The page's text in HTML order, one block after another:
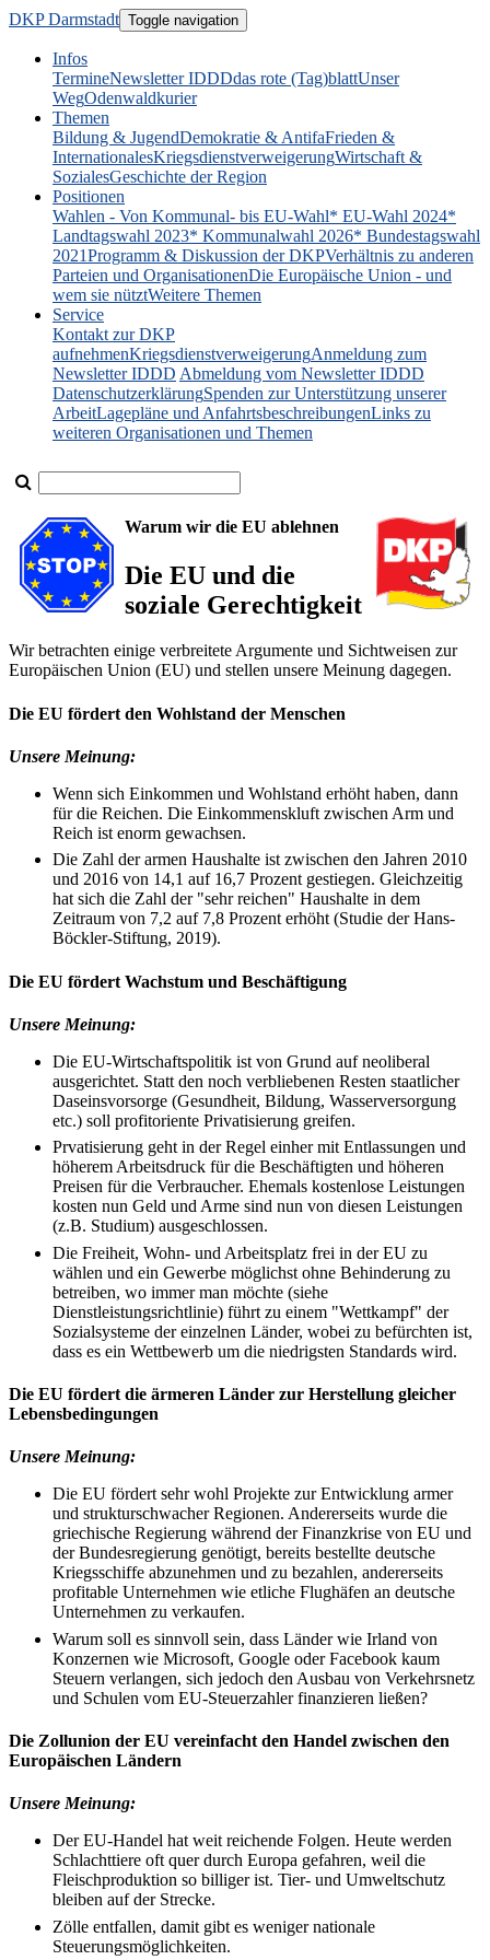
DKP Darmstadt Toggle navigation
Infos
TermineNewsletter IDDDdas rote (Tag)blattUnser
WegOdenwaldkurier
Themen
Bildung & JugendDemokratie & AntifaFrieden &
InternationalesKriegsdienstverweigerungWirtschaft &
SozialesGeschichte der Region
Positionen
Wahlen - Von Kommunal- bis EU-Wahl* EU-Wahl 2024*
Landtagswahl 2023* Kommunalwahl 2026* Bundestagswahl
2021Programm & Diskussion der DKPVerhältnis zu anderen
Parteien und OrganisationenDie Europäische Union - und
wem sie nütztWeitere Themen
Service
Kontakt zur DKP
aufnehmenKriegsdienstverweigerungAnmeldung zum
Newsletter IDDD Abmeldung vom Newsletter IDDD
DatenschutzerklärungSpenden zur Unterstützung unserer
ArbeitLagepläne und AnfahrtsbeschreibungenLinks zu
weiteren Organisationen und Themen
Warum wir die EU ablehnen
Die EU und die
soziale Gerechtigkeit
Wir betrachten einige verbreitete Argumente und Sichtweisen zur
Europäischen Union (EU) und stellen unsere Meinung dagegen.
Die EU fördert den Wohlstand der Menschen
Unsere Meinung:
Wenn sich Einkommen und Wohlstand erhöht haben, dann
für die Reichen. Die Einkommenskluft zwischen Arm und
Reich ist enorm gewachsen.
Die Zahl der armen Haushalte ist zwischen den Jahren 2010
und 2016 von 14,1 auf 16,7 Prozent gestiegen. Gleichzeitig
hat sich die Zahl der "sehr reichen" Haushalte in dem
Zeitraum von 7,2 auf 7,8 Prozent erhöht (Studie der Hans-
Böckler-Stiftung, 2019).
Die EU fördert Wachstum und Beschäftigung
Unsere Meinung:
Die EU-Wirtschaftspolitik ist von Grund auf neoliberal
ausgerichtet. Statt den noch verbliebenen Resten staatlicher
Daseinsvorsorge (Gesundheit, Bildung, Wasserversorgung
etc.) soll profitoriente Privatisierung greifen.
Prvatisierung geht in der Regel einher mit Entlassungen und
höherem Arbeitsdruck für die Beschäftigten und höheren
Preisen für die Verbraucher. Ehemals kostenlose Leistungen
kosten nun Geld und Arme sind nun von diesen Leistungen
(z.B. Studium) ausgeschlossen.
Die Freiheit, Wohn- und Arbeitsplatz frei in der EU zu
wählen und ein Gewerbe möglichst ohne Behinderung zu
betreiben, wo immer man möchte (siehe
Dienstleistungsrichtlinie) führt zu einem "Wettkampf" der
Sozialsysteme der einzelnen Länder, wobei zu befürchten ist,
dass es ein Wettbewerb um die niedrigsten Standards wird.
Die EU fördert die ärmeren Länder zur Herstellung gleicher
Lebensbedingungen
Unsere Meinung:
Die EU fördert sehr wohl Projekte zur Entwicklung armer
und strukturschwacher Regionen. Andererseits wurde die
griechische Regierung während der Finanzkrise von EU und
der Bundesregierung genötigt, bereits bestellte deutsche
Kriegsschiffe abzunehmen und zu bezahlen, andererseits
profitable Unternehmen wie etliche Flughäfen an deutsche
Unternehmen zu verkaufen.
Warum soll es sinnvoll sein, dass Länder wie Irland von
Konzernen wie Microsoft, Google oder Facebook kaum
Steuern verlangen, sich jedoch den Ausbau von Verkehrsnetz
und Schulen vom EU-Steuerzahler finanzieren ließen?
Die Zollunion der EU vereinfacht den Handel zwischen den
Europäischen Ländern
Unsere Meinung:
Der EU-Handel hat weit reichende Folgen. Heute werden
Schlachttiere oft quer durch Europa gefahren, weil die
Fleischproduktion so billiger ist. Tier- und Umweltschutz
bleiben auf der Strecke.
Zölle entfallen, damit gibt es weniger nationale
Steuerungsmöglichkeiten.